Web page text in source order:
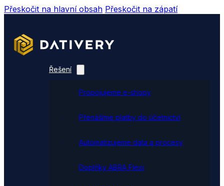
Přeskočit na hlavní obsah Přeskočit na zápatí
Řešení
Propojujeme e-shopy
Přenášíme platby do účetnictví
Automatizujeme data a procesy
Doplňky ABRA Flexi